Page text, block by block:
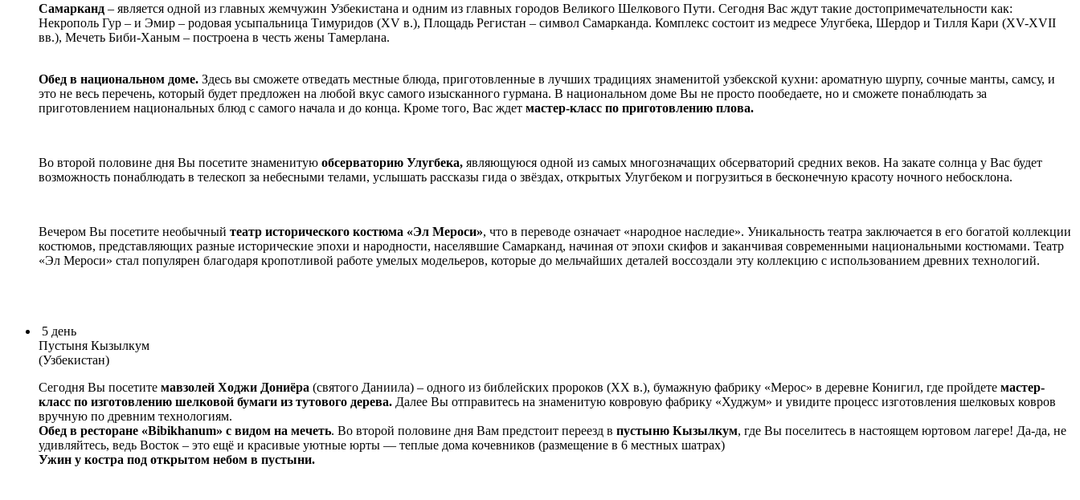
Самарканд – является одной из главных жемчужин Узбекистана и одним из главных городов Великого Шелкового Пути. Сегодня Вас ждут такие достопримечательности как:
Некрополь Гур – и Эмир – родовая усыпальница Тимуридов (XV в.), Площадь Регистан – символ Самарканда. Комплекс состоит из медресе Улугбека, Шердор и Тилля Кари (XV-XVII
вв.), Мечеть Биби-Ханым – построена в честь жены Тамерлана.
Обед в национальном доме. Здесь вы сможете отведать местные блюда, приготовленные в лучших традициях знаменитой узбекской кухни: ароматную шурпу, сочные манты, самсу, и
это не весь перечень, который будет предложен на любой вкус самого изысканного гурмана. В национальном доме Вы не просто пообедаете, но и сможете понаблюдать за
приготовлением национальных блюд с самого начала и до конца. Кроме того, Вас ждет мастер-класс по приготовлению плова.
Во второй половине дня Вы посетите знаменитую обсерваторию Улугбека, являющуюся одной из самых многозначащих обсерваторий средних веков. На закате солнца у Вас будет
возможность понаблюдать в телескоп за небесными телами, услышать рассказы гида о звёздах, открытых Улугбеком и погрузиться в бесконечную красоту ночного небосклона.
Вечером Вы посетите необычный театр исторического костюма «Эл Мероси», что в переводе означает «народное наследие». Уникальность театра заключается в его богатой коллекции
костюмов, представляющих разные исторические эпохи и народности, населявшие Самарканд, начиная от эпохи скифов и заканчивая современными национальными костюмами. Театр
«Эл Мероси» стал популярен благодаря кропотливой работе умелых модельеров, которые до мельчайших деталей воссоздали эту коллекцию с использованием древних технологий.
5 день
Пустыня Кызылкум
(Узбекистан)
Сегодня Вы посетите мавзолей Ходжи Дониёра (святого Даниила) – одного из библейских пророков (XX в.), бумажную фабрику «Мерос» в деревне Конигил, где пройдете мастер-
класс по изготовлению шелковой бумаги из тутового дерева. Далее Вы отправитесь на знаменитую ковровую фабрику «Худжум» и увидите процесс изготовления шелковых ковров
вручную по древним технологиям.
Обед в ресторане «Bibikhanum» с видом на мечеть. Во второй половине дня Вам предстоит переезд в пустыню Кызылкум, где Вы поселитесь в настоящем юртовом лагере! Да-да, не
удивляйтесь, ведь Восток – это ещё и красивые уютные юрты — теплые дома кочевников (размещение в 6 местных шатрах)
Ужин у костра под открытом небом в пустыни.